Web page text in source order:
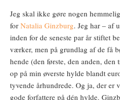
Jeg skal ikke gøre nogen
for Natalia Ginzburg. Jeg har – af
inden for de seneste par år stiftet
værker, men på grundlag af de få
hende (den første, den anden,
op på min øverste hylde blandt
tyvende århundrede. Og ja, der
gode forfattere på dén hylde.